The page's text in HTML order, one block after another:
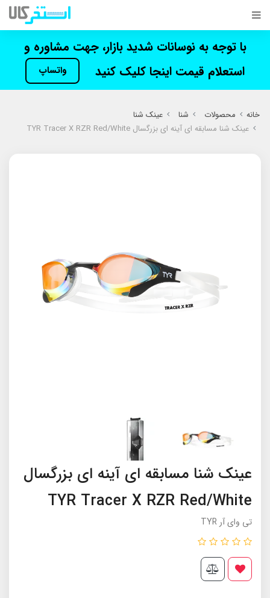
با توجه به نوسانات شدید بازار، جهت مشاوره و
استعلام قیمت اینجا کلیک کنید
واتساپ
خانه محصولات شنا
عینک شنا
عینک شنا مسابقه ای آینه ای بزرگسال TYR Tracer X RZR Red/White
عینک شنا مسابقه ای آینه ای بزرگسال
TYR Tracer X RZR Red/White
تی وای آر TYR